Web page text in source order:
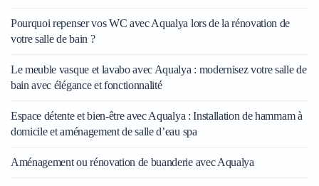
Pourquoi repenser vos WC avec Aqualya lors de la rénovation de
votre salle de bain ?
Le meuble vasque et lavabo avec Aqualya : modernisez votre salle de
bain avec élégance et fonctionnalité
Espace détente et bien-être avec Aqualya : Installation de hammam à
domicile et aménagement de salle d’eau spa
Aménagement ou rénovation de buanderie avec Aqualya